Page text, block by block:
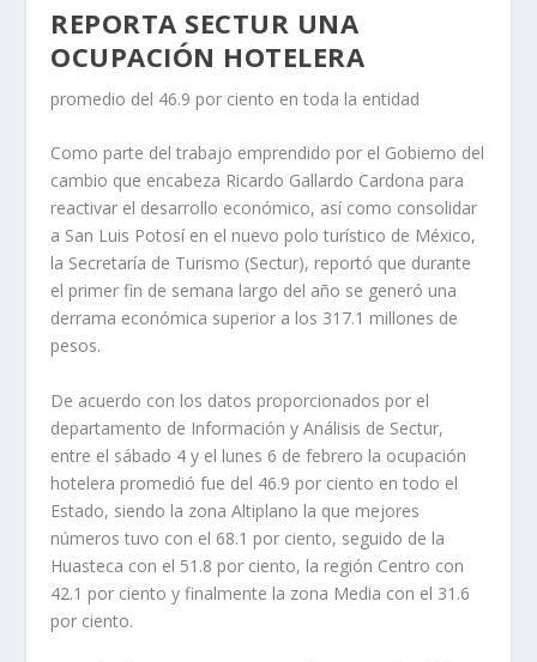
REPORTA SECTUR UNA
OCUPACIÓN HOTELERA
promedio del 46.9 por ciento en toda la entidad
Como parte del trabajo emprendido por el Gobierno del
cambio que encabeza Ricardo Gallardo Cardona para
reactivar el desarrollo económico, así como consolidar
a San Luis Potosí en el nuevo polo turístico de México,
la Secretaría de Turismo (Sectur), reportó que durante
el primer fin de semana largo del año se generó una
derrama económica superior a los 317.1 millones de
pesos.
De acuerdo con los datos proporcionados por el
departamento de Información y Análisis de Sectur,
entre el sábado 4 y el lunes 6 de febrero la ocupación
hotelera promedió fue del 46.9 por ciento en todo el
Estado, siendo la zona Altiplano la que mejores
números tuvo con el 68.1 por ciento, seguido de la
Huasteca con el 51.8 por ciento, la región Centro con
42.1 por ciento y finalmente la zona Media con el 31.6
por ciento.